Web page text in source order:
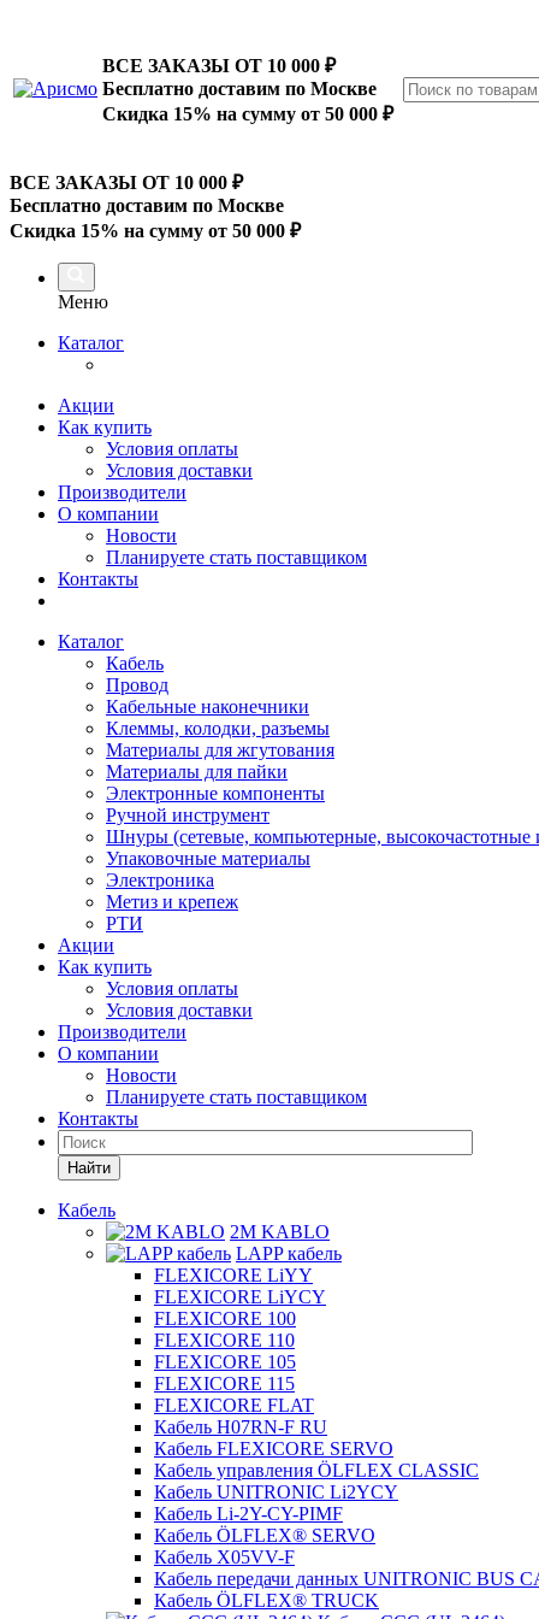
ВСЕ ЗАКАЗЫ ОТ 10 000 ₽
Бесплатно доставим по Москве
Скидка 15% на сумму от 50 000 ₽
ВСЕ ЗАКАЗЫ ОТ 10 000 ₽
Бесплатно доставим по Москве
Скидка 15% на сумму от 50 000 ₽
Меню
Каталог
Акции
Как купить
Условия оплаты
Условия доставки
Производители
О компании
Новости
Планируете стать поставщиком
Контакты
Каталог
Кабель
Провод
Кабельные наконечники
Клеммы, колодки, разъемы
Материалы для жгутования
Материалы для пайки
Электронные компоненты
Ручной инструмент
Шнуры (сетевые, компьютерные, высокочастотные
Упаковочные материалы
Электроника
Метиз и крепеж
РТИ
Акции
Как купить
Условия оплаты
Условия доставки
Производители
О компании
Новости
Планируете стать поставщиком
Контакты
Найти
Кабель
2M KABLO
LAPP кабель
FLEXICORE LiYY
FLEXICORE LiYCY
FLEXICORE 100
FLEXICORE 110
FLEXICORE 105
FLEXICORE 115
FLEXICORE FLAT
Кабель H07RN-F RU
Кабель FLEXICORE SERVO
Кабель управления ÖLFLEX CLASSIC
Кабель UNITRONIC Li2YCY
Кабель Li-2Y-CY-PIMF
Кабель ÖLFLEX® SERVO
Кабель X05VV-F
Кабель передачи данных UNITRONIC BUS
Кабель ÖLFLEX® TRUCK